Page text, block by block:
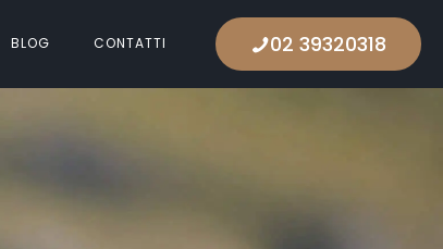
BLOG CONTATTI 02 39320318